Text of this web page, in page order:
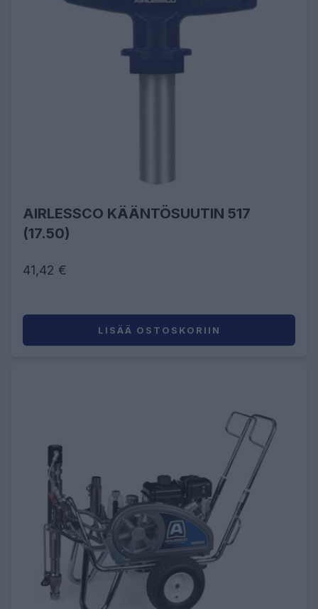
AIRLESSCO KÄÄNTÖSUUTIN 517
(17.50)
41,42 €
LISÄÄ OSTOSKORIIN